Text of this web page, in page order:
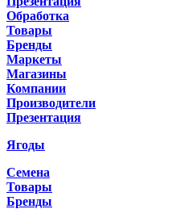
Обработка
Товары
Бренды
Маркеты
Магазины
Компании
Производители
Презентация
Ягоды
Семена
Товары
Бренды